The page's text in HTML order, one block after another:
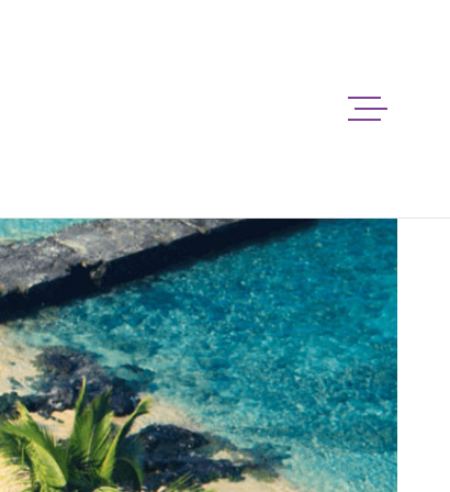
ACCUEIL
LOCATION
PROGRAMME NEUF
NOS BIENS
NOTRE AGENCE
NOS SERVICES